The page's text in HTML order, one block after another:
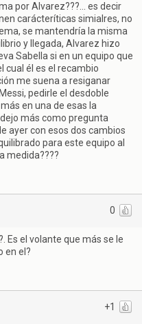
por Alvarez???... es decir
carácteríticas simialres, no
se mantendría la misma
y llegada, Alvarez hizo
Sabella si en un equipo que
cual él es el recambio
me suena a resiganar
pedirle el desdoble
en una de esas la
más como pregunta
ayer con esos dos cambios
para este equipo al
medida????
0
Es el volante que más se le
en el?
+1